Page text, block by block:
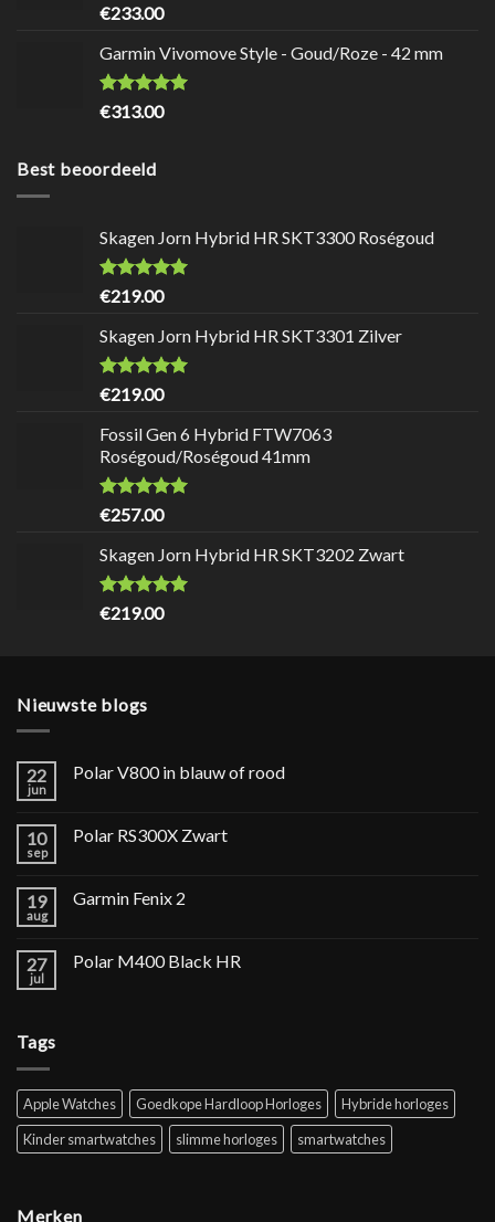
Waardering
€233.00
Garmin Vivomove Style - Goud/Roze - 42 mm
Waardering
€313.00
Best beoordeeld
Skagen Jorn Hybrid HR SKT3300 Roségoud
Waardering
€219.00
Skagen Jorn Hybrid HR SKT3301 Zilver
Waardering
€219.00
Fossil Gen 6 Hybrid FTW7063
Roségoud/Roségoud 41mm
Waardering
€257.00
Skagen Jorn Hybrid HR SKT3202 Zwart
Waardering
€219.00
Nieuwste blogs
22
jun
Polar V800 in blauw of rood
10
sep
Polar RS300X Zwart
19
aug
Garmin Fenix 2
27
jul
Polar M400 Black HR
Tags
Apple Watches Goedkope Hardloop Horloges
Hybride horloges
Kinder smartwatches
slimme horloges smartwatches
Merken